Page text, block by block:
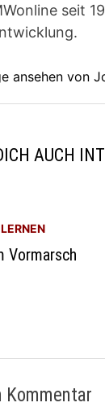
seit
ansehen von
AUCH
LERNEN
Vormarsch
Kommentar